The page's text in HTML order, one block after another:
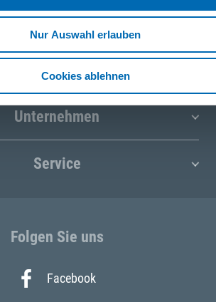
Nur Auswahl erlauben
Cookies ablehnen
post@odoerfer.com
Unternehmen
Service
Folgen Sie uns
Facebook